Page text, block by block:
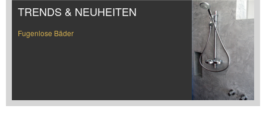
TRENDS & NEUHEITEN
Fugenlose Bäder